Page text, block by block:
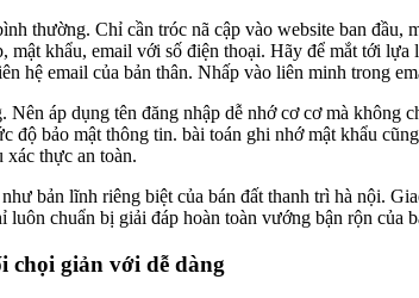
thường. Chỉ cần tróc nã cập vào website ban đầu,
khẩu, email với số điện thoại. Hãy để mắt tới
hệ email của bản thân. Nhấp vào liên minh trong
áp dụng tên đăng nhập dễ nhớ cơ cơ mà không
bảo mật thông tin. bài toán ghi nhớ mật khẩu
xác thực an toàn.
bản lĩnh riêng biệt của bán đất thanh trì hà nội.
chuẩn bị giải đáp hoàn toàn vướng bận rộn của
giản với dễ dàng